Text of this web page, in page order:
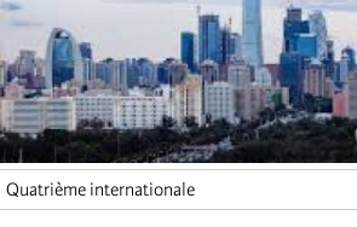
Quatrième internationale